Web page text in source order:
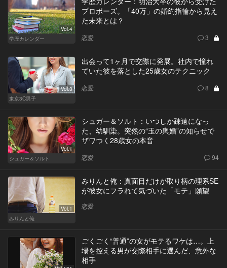
Vol.4
学歴カレンダー
プロポーズ。「40万」の婚約指輪から見え
た未来とは？
恋愛 3
Vol.3
東京3C男子
出会って1ヶ月で交際に発展。社内で憧れ
ていた彼を落とした25歳女のテクニック
恋愛 8
Vol.1
シュガー＆ソルト
シュガー＆ソルト：いつしか疎遠になっ
た、幼馴染。突然の“玉の輿婚”の知らせで
ザワつく28歳女の本音
恋愛 94
Vol.1
みりんと俺
みりんと俺：真面目だけが取り柄の理系SE
が彼女にフラれて気づいた「モテ」願望
恋愛
ごくごく“普通”の女がモテるワケは…。上
場を控える男が交際相手に選んだ、意外な
相手